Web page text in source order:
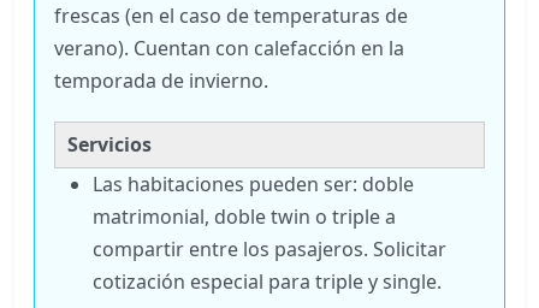
frescas (en el caso de temperaturas de
verano). Cuentan con calefacción en la
temporada de invierno.
Servicios
Las habitaciones pueden ser: doble
matrimonial, doble twin o triple a
compartir entre los pasajeros. Solicitar
cotización especial para triple y single.